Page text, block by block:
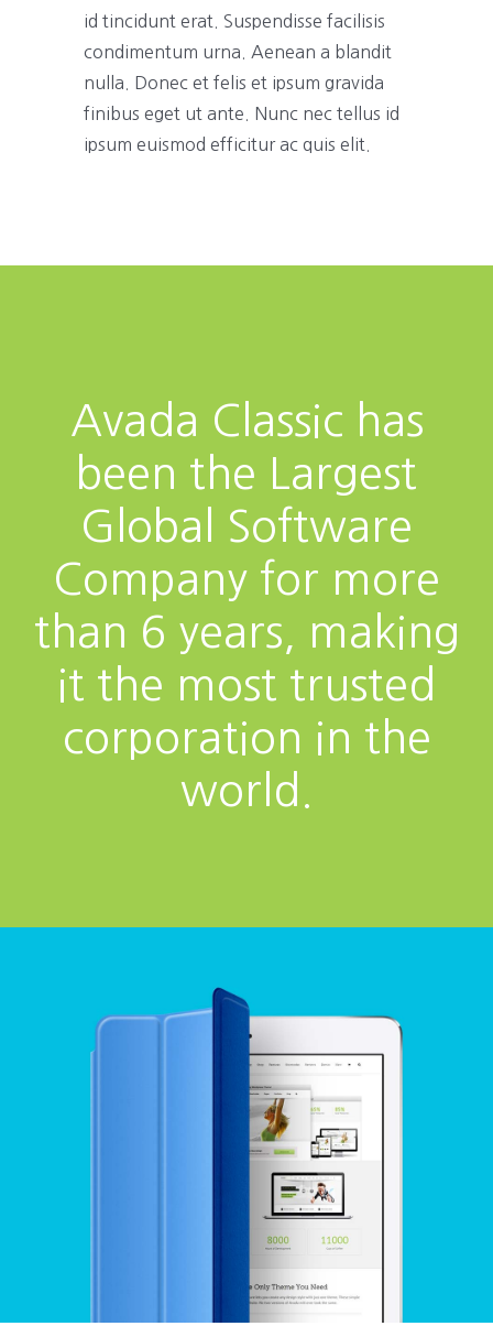
id tincidunt erat. Suspendisse facilisis
condimentum urna. Aenean a blandit
nulla. Donec et felis et ipsum gravida
finibus eget ut ante. Nunc nec tellus id
ipsum euismod efficitur ac quis elit.
Avada Classic has
been the Largest
Global Software
Company for more
than 6 years, making
it the most trusted
corporation in the
world.